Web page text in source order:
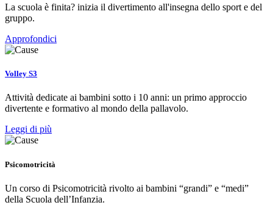
La scuola è finita? inizia il divertimento all'insegna dello sport e del
gruppo.
Approfondici
Volley S3
Attività dedicate ai bambini sotto i 10 anni: un primo approccio
divertente e formativo al mondo della pallavolo.
Leggi di più
Psicomotricità
Un corso di Psicomotricità rivolto ai bambini “grandi” e “medi”
della Scuola dell’Infanzia.